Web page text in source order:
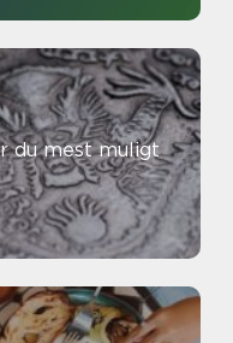
du mest muligt